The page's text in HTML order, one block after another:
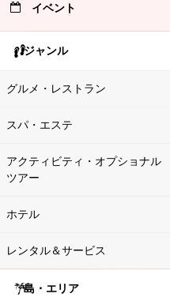
イベント
ジャンル
グルメ・レストラン
スパ・エステ
アクティビティ・オプショナル
ツアー
ホテル
レンタル＆サービス
島・エリア